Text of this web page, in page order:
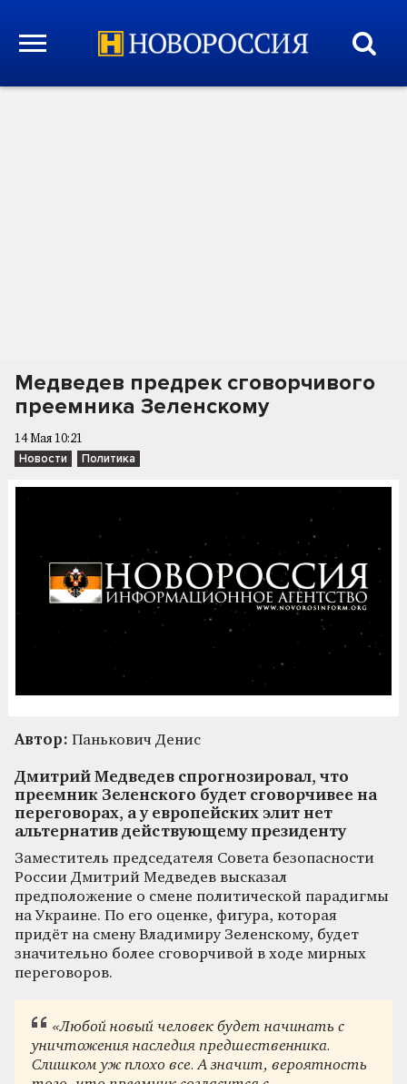
Медведев предрек сговорчивого
преемника Зеленскому
14 Мая 10:21
Новости Политика
Автор: Панькович Денис
Дмитрий Медведев спрогнозировал, что
преемник Зеленского будет сговорчивее на
переговорах, а у европейских элит нет
альтернатив действующему президенту
Заместитель председателя Совета безопасности
России Дмитрий Медведев высказал
предположение о смене политической парадигмы
на Украине. По его оценке, фигура, которая
придёт на смену Владимиру Зеленскому, будет
значительно более сговорчивой в ходе мирных
переговоров.
«Любой новый человек будет начинать с
уничтожения наследия предшественника.
Слишком уж плохо все. А значит, вероятность